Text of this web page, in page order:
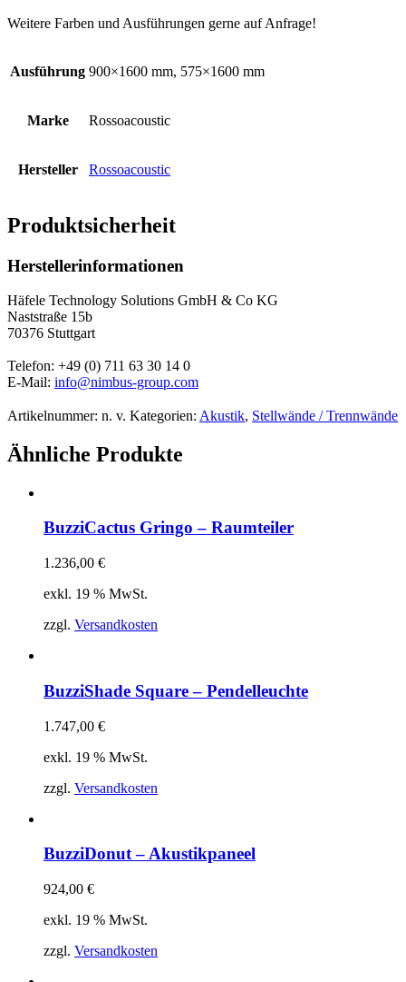
Weitere Farben und Ausführungen gerne auf Anfrage!
Ausführung 900×1600 mm, 575×1600 mm
Marke Rossoacoustic
Hersteller Rossoacoustic
Produktsicherheit
Herstellerinformationen
Häfele Technology Solutions GmbH & Co KG
Naststraße 15b
70376 Stuttgart
Telefon: +49 (0) 711 63 30 14 0
E-Mail: info@nimbus-group.com
Artikelnummer: n. v. Kategorien: Akustik, Stellwände / Trennwände
Ähnliche Produkte
BuzziCactus Gringo – Raumteiler
1.236,00 €
exkl. 19 % MwSt.
zzgl. Versandkosten
BuzziShade Square – Pendelleuchte
1.747,00 €
exkl. 19 % MwSt.
zzgl. Versandkosten
BuzziDonut – Akustikpaneel
924,00 €
exkl. 19 % MwSt.
zzgl. Versandkosten